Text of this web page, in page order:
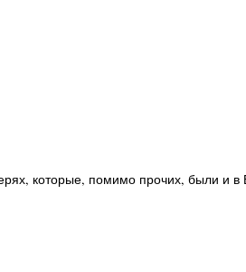
которые, помимо прочих, были и в